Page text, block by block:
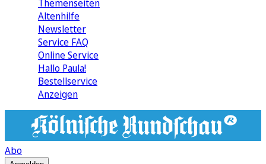
Themenseiten
Altenhilfe
Newsletter
Service FAQ
Online Service
Hallo Paula!
Bestellservice
Anzeigen
Abo